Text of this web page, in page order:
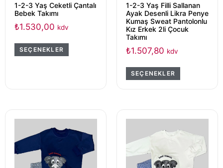
1-2-3 Yaş Ceketli Çantalı
Bebek Takımı
₺1.530,00 kdv
SEÇENEKLER
1-2-3 Yaş Filli Sallanan
Ayak Desenli Likra Penye
Kumaş Sweat Pantolonlu
Kız Erkek 2li Çocuk
Takımı
₺1.507,80 kdv
SEÇENEKLER